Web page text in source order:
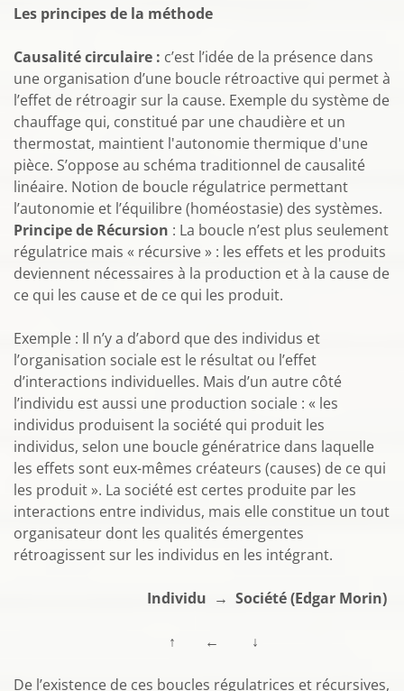
Les principes de la méthode
Causalité circulaire : c’est l’idée de la présence dans
une organisation d’une boucle rétroactive qui permet à
l’effet de rétroagir sur la cause. Exemple du système de
chauffage qui, constitué par une chaudière et un
thermostat, maintient l'autonomie thermique d'une
pièce. S’oppose au schéma traditionnel de causalité
linéaire. Notion de boucle régulatrice permettant
l’autonomie et l’équilibre (homéostasie) des systèmes.
Principe de Récursion : La boucle n’est plus seulement
régulatrice mais « récursive » : les effets et les produits
deviennent nécessaires à la production et à la cause de
ce qui les cause et de ce qui les produit.
Exemple : Il n’y a d’abord que des individus et
l’organisation sociale est le résultat ou l’effet
d’interactions individuelles. Mais d’un autre côté
l’individu est aussi une production sociale : « les
individus produisent la société qui produit les
individus, selon une boucle génératrice dans laquelle
les effets sont eux-mêmes créateurs (causes) de ce qui
les produit ». La société est certes produite par les
interactions entre individus, mais elle constitue un tout
organisateur dont les qualités émergentes
rétroagissent sur les individus en les intégrant.
Individu → Société (Edgar Morin)
↑ ← ↓
De l’existence de ces boucles régulatrices et récursives,